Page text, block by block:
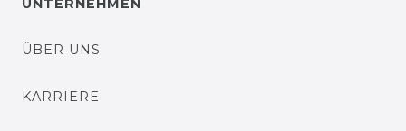
UNTERNEHMEN
ÜBER UNS
KARRIERE